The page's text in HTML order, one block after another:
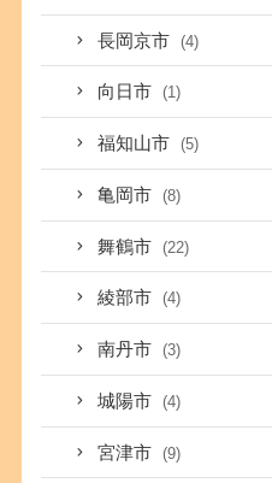
長岡京市 (4)
向日市 (1)
福知山市 (5)
亀岡市 (8)
舞鶴市 (22)
綾部市 (4)
南丹市 (3)
城陽市 (4)
宮津市 (9)